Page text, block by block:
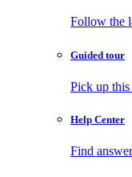
Follow the
Guided tour
Pick up this
Help Center
Find